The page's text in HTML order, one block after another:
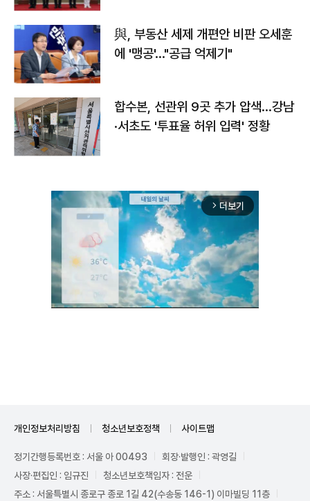
與, 부동산 세제 개편안 비판 오세훈
에 '맹공'…"공급 억제기"
합수본, 선관위 9곳 추가 압색…강남
·서초도 '투표율 허위 입력' 정황
arrow_forward_ios 더보기
개인정보처리방침 청소년보호정책 사이트맵
정기간행등록번호 : 서울 아 00493
회장·발행인 : 곽영길
사장·편집인 : 임규진
청소년보호책임자 : 전운
주소 : 서울특별시 종로구 종로 1길 42(수송동 146-1) 이마빌딩 11층